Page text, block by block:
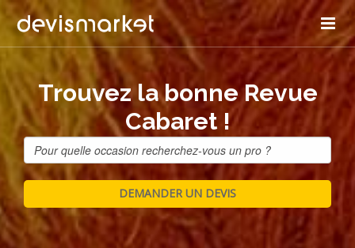
Trouvez la bonne Revue
Cabaret !